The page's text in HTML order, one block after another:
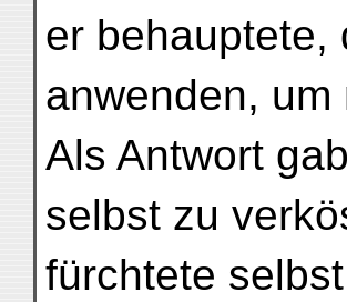
er behauptete,
anwenden,
Als Antwort
selbst zu
fürchtete